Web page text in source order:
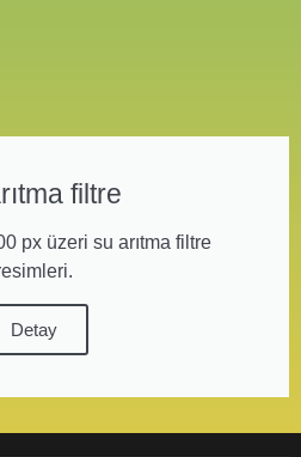
filtre
px üzeri su arıtma filtre
Detay